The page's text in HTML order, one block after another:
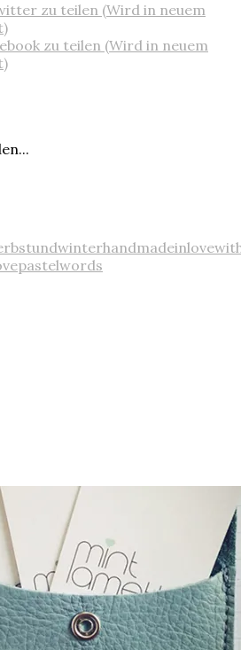
zu teilen (Wird in neuem
zu teilen (Wird in neuem
handmade
pastelwords